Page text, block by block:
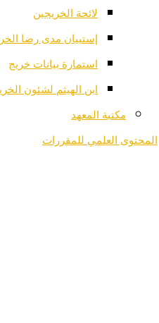
لائحة الخريجين
إستبيان مدى رضا
استمارة بيانات خريج
ابن الهيثم لشئون
مكتبة المعهد
المحتوى العلمي للمقررات